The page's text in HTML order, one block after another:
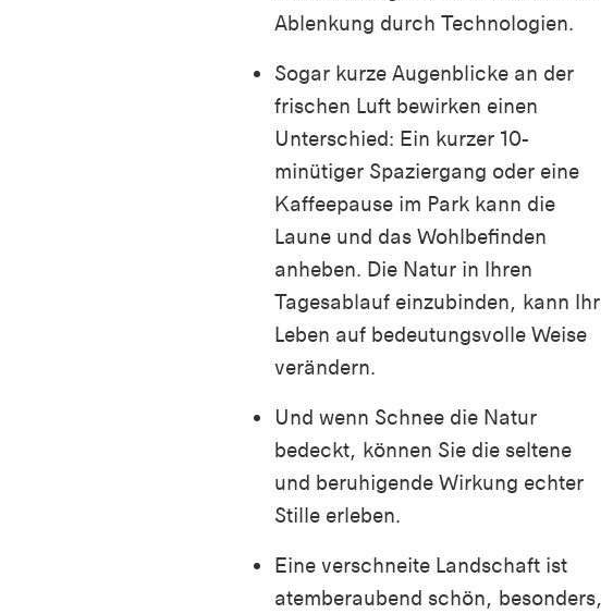
Ablenkung durch Technologien.
Sogar kurze Augenblicke an der
frischen Luft bewirken einen
Unterschied: Ein kurzer 10-
minütiger Spaziergang oder eine
Kaffeepause im Park kann die
Laune und das Wohlbefinden
anheben. Die Natur in Ihren
Tagesablauf einzubinden, kann Ihr
Leben auf bedeutungsvolle Weise
verändern.
Und wenn Schnee die Natur
bedeckt, können Sie die seltene
und beruhigende Wirkung echter
Stille erleben.
Eine verschneite Landschaft ist
atemberaubend schön, besonders,